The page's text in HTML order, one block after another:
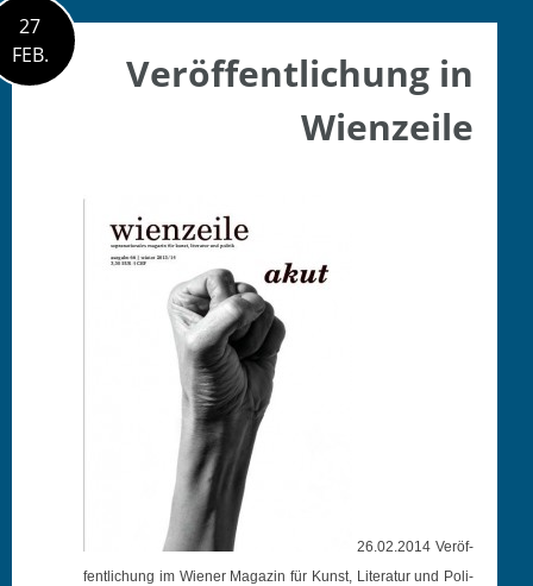
27
FEB.
Veröffentlichung in
Wienzeile
26.02.2014 Veröf­
fentlichung im Wiener Mag­a­zin für Kun­st, Lit­er­atur und Poli­